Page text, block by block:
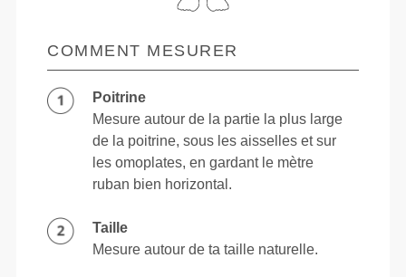
COMMENT MESURER
Poitrine
Mesure autour de la partie la plus large
de la poitrine, sous les aisselles et sur
les omoplates, en gardant le mètre
ruban bien horizontal.
Taille
Mesure autour de ta taille naturelle.